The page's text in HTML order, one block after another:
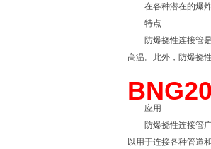
在各种潜在的爆炸
特点
防爆挠性连接管是
高温。此外，防爆挠
应用
防爆挠性连接管广
以用于连接各种管道